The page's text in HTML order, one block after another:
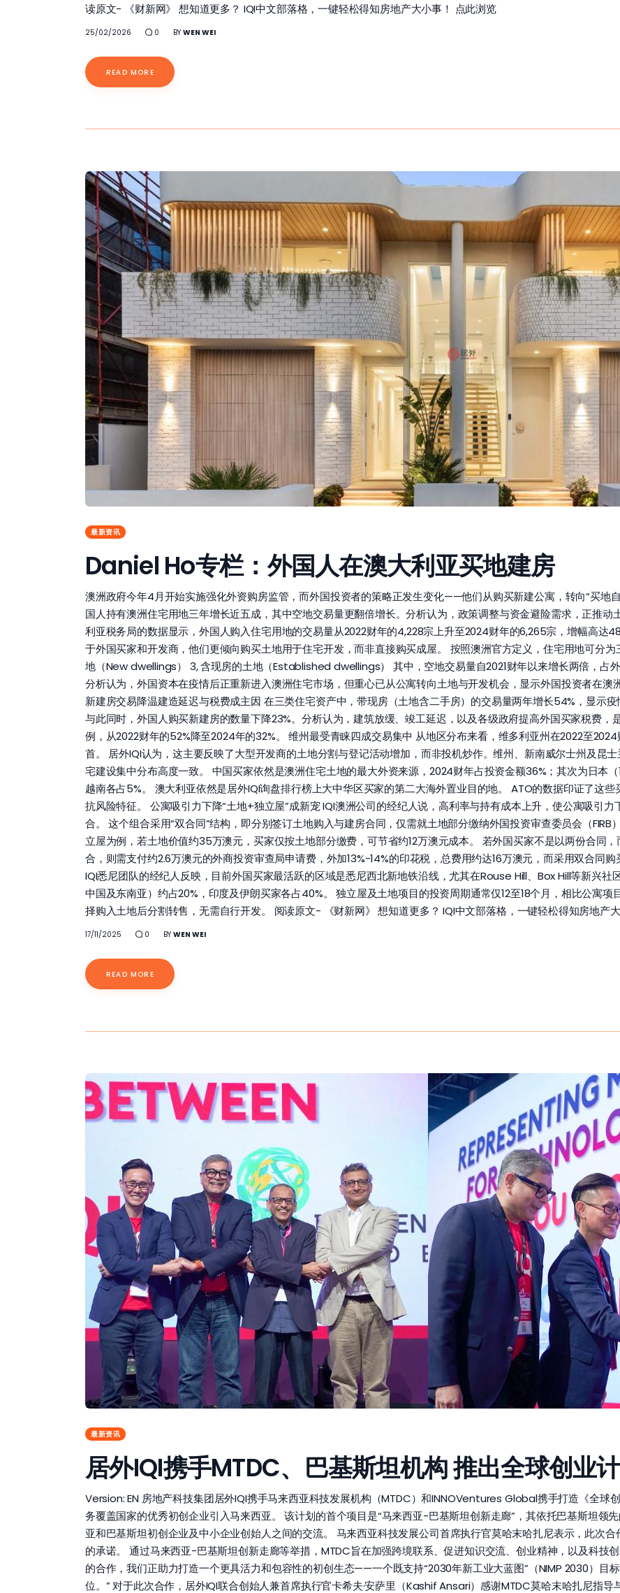
读原文- 《财新网》 想知道更多？ IQI中文部落格，一键轻松得知房地产大小事！ 点此浏览
25/02/2026 0 BY WEN WEI
READ MORE
最新资讯
Daniel Ho专栏：外国人在澳大利亚买地建房
澳洲政府今年4月开始实施强化外资购房监管，而外国投资者的策略正发生变化——他们从购买新建公寓，转向“买地
国人持有澳洲住宅用地三年增长近五成，其中空地交易量更翻倍增长。分析认为，政策调整与资金避险需求，正推动
利亚税务局的数据显示，外国人购入住宅用地的交易量从2022财年的4,228宗上升至2024财年的6,265宗，增幅高达
于外国买家和开发商，他们更倾向购买土地用于住宅开发，而非直接购买成屋。 按照澳洲官方定义，住宅用地可分
地（New dwellings） 3, 含现房的土地（Established dwellings） 其中，空地交易量自2021财年以来增长两倍，占
分析认为，外国资本在疫情后正重新进入澳洲住宅市场，但重心已从公寓转向土地与开发机会，显示外国投资者在澳
新建房交易降温建造延迟与税费成主因 在三类住宅资产中，带现房（土地含二手房）的交易量两年增长54%，显示
与此同时，外国人购买新建房的数量下降23%。分析认为，建筑放缓、竣工延迟，以及各级政府提高外国买家税费，
例，从2022财年的52%降至2024年的32%。 维州最受青睐四成交易集中 从地区分布来看，维多利亚州在2022至
首。 居外IQI认为，这主要反映了大型开发商的土地分割与登记活动增加，而非投机炒作。维州、新南威尔士州及昆
宅建设集中分布高度一致。 中国买家依然是澳洲住宅土地的最大外资来源，2024财年占投资金额36%；其次为日本
越南各占5%。 澳大利亚依然是居外IQI询盘排行榜上大中华区买家的第二大海外置业目的地。 ATO的数据印证了这
抗风险特征。 公寓吸引力下降“土地+独立屋”成新宠 IQI澳洲公司的经纪人说，高利率与持有成本上升，使公寓吸引
合。 这个组合采用“双合同”结构，即分别签订土地购入与建房合同，仅需就土地部分缴纳外国投资审查委员会（
立屋为例，若土地价值约35万澳元，买家仅按土地部分缴费，可节省约12万澳元成本。 若外国买家不是以两份合同
合，则需支付约2.6万澳元的外商投资审查局申请费，外加13%-14%的印花税，总费用约达16万澳元，而采用双合同
IQI悉尼团队的经纪人反映，目前外国买家最活跃的区域是悉尼西北新地铁沿线，尤其在Rouse Hill、Box Hill等新兴
中国及东南亚）约占20%，印度及伊朗买家各占40%。 独立屋及土地项目的投资周期通常仅12至18个月，相比公寓
择购入土地后分割转售，无需自行开发。 阅读原文- 《财新网》 想知道更多？ IQI中文部落格，一键轻松得知房地产
17/11/2025 0 BY WEN WEI
READ MORE
最新资讯
居外IQI携手MTDC、巴基斯坦机构 推出全球创业
Version: EN 房地产科技集团居外IQI携手马来西亚科技发展机构（MTDC）和INNOVentures Global携手打造《全球
务覆盖国家的优秀初创企业引入马来西亚。 该计划的首个项目是“马来西亚-巴基斯坦创新走廊”，其依托巴基斯坦领
亚和巴基斯坦初创企业及中小企业创始人之间的交流。 马来西亚科技发展公司首席执行官莫哈末哈扎尼表示，此次
的承诺。 通过马来西亚-巴基斯坦创新走廊等举措，MTDC旨在加强跨境联系、促进知识交流、创业精神，以及科技
的合作，我们正助力打造一个更具活力和包容性的初创生态——一个既支持“2030年新工业大蓝图”（NIMP 2030）目
位。” 对于此次合作，居外IQI联合创始人兼首席执行官卡希夫·安萨里（Kashif Ansari）感谢MTDC莫哈末哈扎尼指